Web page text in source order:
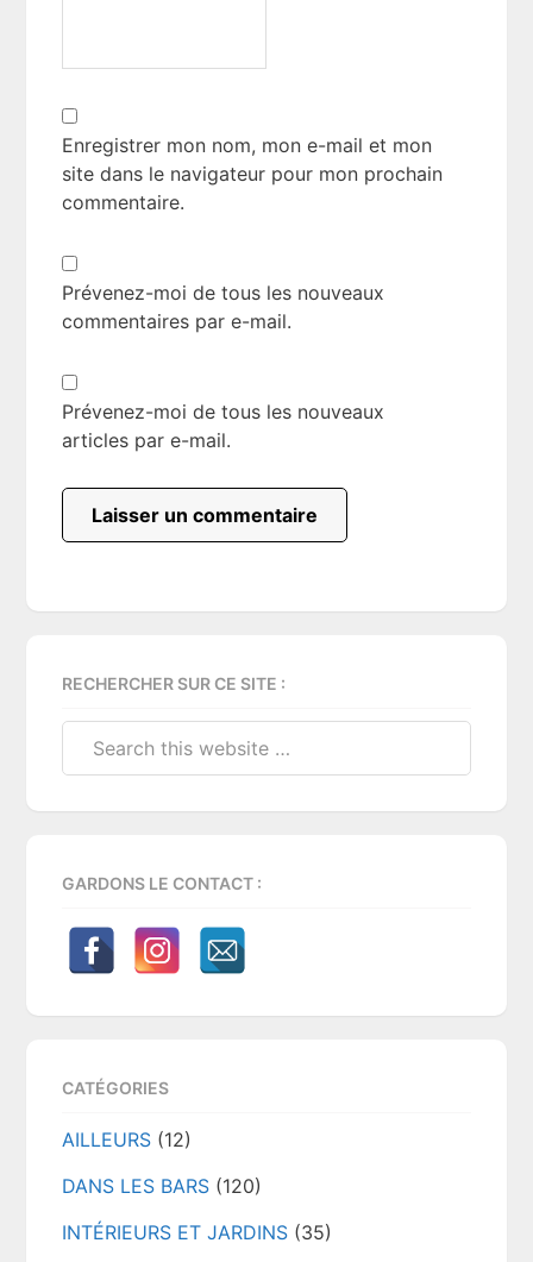
Enregistrer mon nom, mon e-mail et mon
site dans le navigateur pour mon prochain
commentaire.
Prévenez-moi de tous les nouveaux
commentaires par e-mail.
Prévenez-moi de tous les nouveaux
articles par e-mail.
Sidebar
RECHERCHER SUR CE SITE :
GARDONS LE CONTACT :
CATÉGORIES
AILLEURS (12)
DANS LES BARS (120)
INTÉRIEURS ET JARDINS (35)